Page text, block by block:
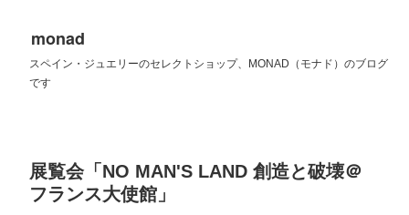
monad
スペイン・ジュエリーのセレクトショップ、MONAD（モナド）のブログ
です
展覧会「NO MAN'S LAND 創造と破壊＠
フランス大使館」